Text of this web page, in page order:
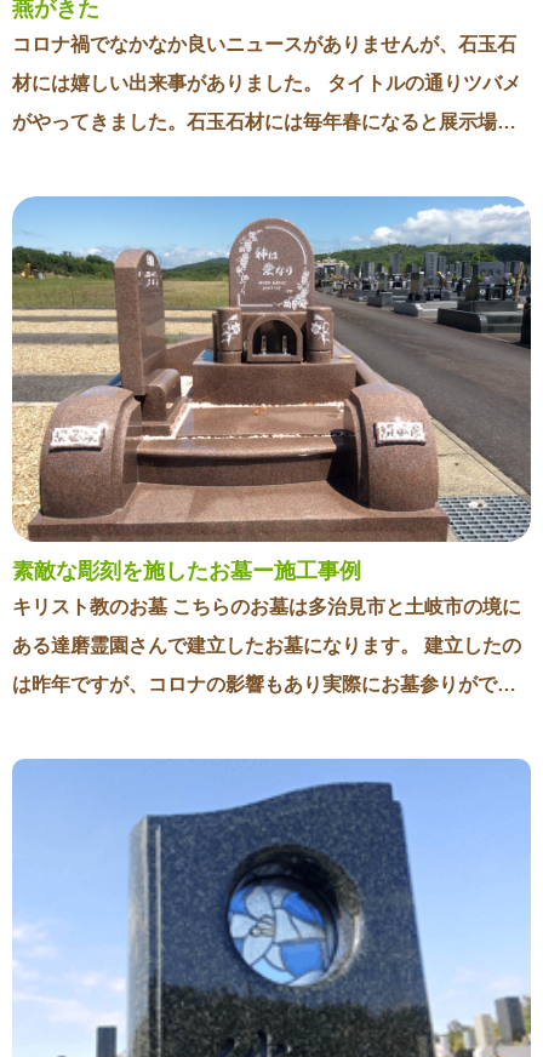
て今でも弊社にご依頼いただけることは本当にありがたい
燕がきた
コロナ禍でなかなか良いニュースがありませんが、石玉石
材には嬉しい出来事がありました。 タイトルの通りツバメ
がやってきました。石玉石材には毎年春になると展示場の
が孵り、また巣立っていきました。雛が無事に巣立つのは
昨年に続き2年連続のことです。 上：孵ったばかりの雛
下：成長した雛 一昨年までは巣ができ上ってもカラスが親
鳥の留守を狙い卵を襲っていました。そのため何年も雛が
孵ることはありませんでした。あまりにかわいそうなので
巣が出来上がる前にこちらでわざと巣を壊したこともあり
ました。それでも毎年やってきては同じ場所に巣をつくる
ので、一昨年はカラスが来ないように網を張りましたがこ
れもうまくいきませんでした。 なにかいい方法はないもの
かと悩んでいましたが、昨年初めて雛が孵りました。特別
なことはできませんでしたが、例年に比べるとカラスが少
います。なぜそう言われるようになったのか詳しいことは
わかりませんが、全国には色々な言い伝えがあるようで
す。病気にならないとか、家が火事にならないとか、豊作
になるとか様々です。ツバメにとっても人間は巣を守る(天
敵が近づいてこなくなる)存在のようなので、人間とツバメ
はお互い身近でありがたい関係ということなのでしょう。
素敵な彫刻を施したお墓ー施工事例
キリスト教のお墓 こちらのお墓は多治見市と土岐市の境に
ある達磨霊園さんで建立したお墓になります。 建立したの
は昨年ですが、コロナの影響もあり実際にお墓参りができ
「亡くなった旦那様の為に良いお墓を建ててあげたい」と
いう強い思いで、何度も打ち合わせをさせていただきまし
た。 施主様はキリスト教で、お墓の彫刻もキリスト教に合
わせた彫刻になっています。 石は赤系の御影石で形も横型
のお墓なので、昔ながらのお墓と違って洋風な雰囲気に仕
上がっています。 素敵な彫刻を施したお墓 お墓の正面には
とても素晴らしい彫刻が施してあります。 こちらは芸術大
学に通っていらっしゃるお施主様の姪っ子さんがデザイン